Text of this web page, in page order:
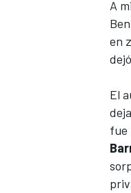
A
en
El
fue